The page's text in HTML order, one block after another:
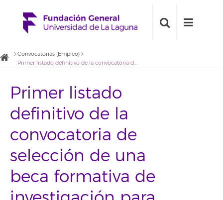
Convocatorias (Empleo)
Primer listado definitivo de la convocatoria de selección de una beca formativa de investigación para participar en el proyecto “Toma de muestras de agua residual y agua de mar y análisis físico-químico de las mismas”
Primer listado
definitivo de la
convocatoria de
selección de una
beca formativa de